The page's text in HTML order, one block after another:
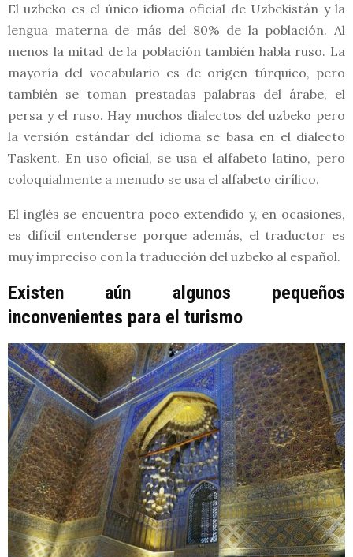
El uzbeko es el único idioma oficial de Uzbekistán y la
lengua materna de más del 80% de la población. Al
menos la mitad de la población también habla ruso. La
mayoría del vocabulario es de origen túrquico, pero
también se toman prestadas palabras del árabe, el
persa y el ruso. Hay muchos dialectos del uzbeko pero
la versión estándar del idioma se basa en el dialecto
Taskent. En uso oficial, se usa el alfabeto latino, pero
coloquialmente a menudo se usa el alfabeto cirílico.
El inglés se encuentra poco extendido y, en ocasiones,
es difícil entenderse porque además, el traductor es
muy impreciso con la traducción del uzbeko al español.
Existen aún algunos pequeños
inconvenientes para el turismo